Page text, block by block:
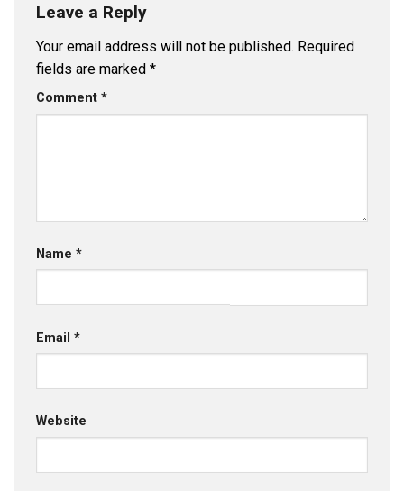
Leave a Reply
Your email address will not be published. Required
fields are marked *
Comment *
Name *
Email *
Website